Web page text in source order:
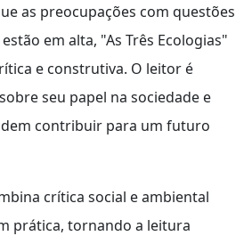
as preocupações com questões
em alta, "As Três Ecologias"
e construtiva. O leitor é
seu papel na sociedade e
contribuir para um futuro
crítica social e ambiental
prática, tornando a leitura